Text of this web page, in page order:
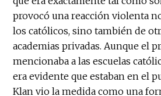
provocó una reacción violenta
los católicos, sino también de
academias privadas. Aunque el
mencionaba a las escuelas
era evidente que estaban en el
Klan vio la medida como una